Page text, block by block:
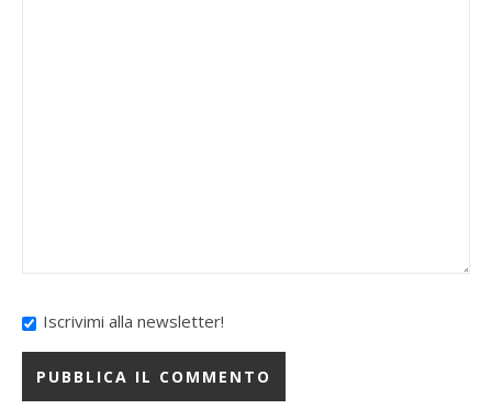
Iscrivimi alla newsletter!